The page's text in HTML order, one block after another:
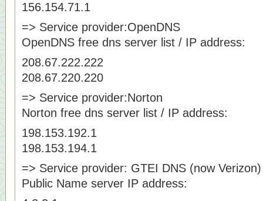
156.154.71.1
=> Service provider:OpenDNS
OpenDNS free dns server list / IP address:
208.67.222.222
208.67.220.220
=> Service provider:Norton
Norton free dns server list / IP address:
198.153.192.1
198.153.194.1
=> Service provider: GTEI DNS (now Verizon)
Public Name server IP address: